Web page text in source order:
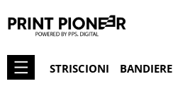
STRISCIONI BANDIERE